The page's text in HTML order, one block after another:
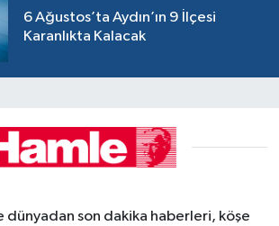
6 Ağustos’ta Aydın’ın 9 İlçesi
Karanlıkta Kalacak
dünyadan son dakika haberleri, köşe